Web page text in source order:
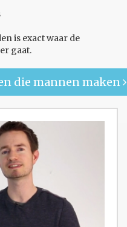
is exact waar de
gaat.
die mannen maken